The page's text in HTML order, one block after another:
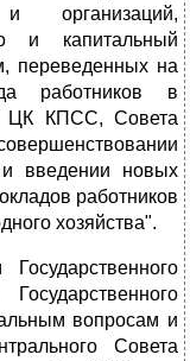
организаций,
и капитальный
переведенных на
работников в
ЦК КПСС, Совета
и введении новых
работников
хозяйства".
вопросам и
Совета